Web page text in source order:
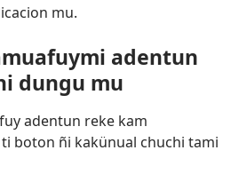
mu.
adentun
dungu mu
adentun reke kam
boton ñi kakünual chuchi tami